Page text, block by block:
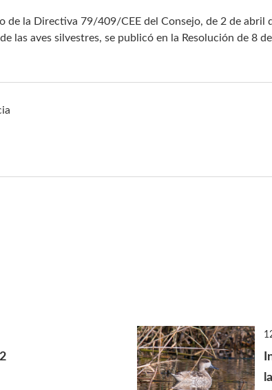
de la Directiva 79/409/CEE del Consejo, de 2 de
las aves silvestres, se publicó en la Resolución de 8